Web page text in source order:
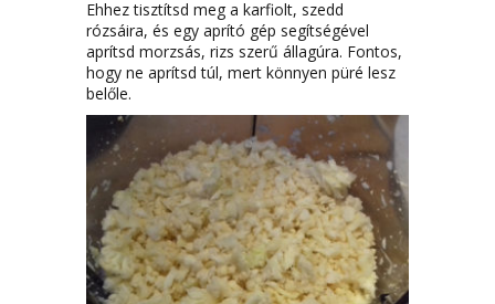
Ehhez tisztítsd meg a karfiolt, szedd
rózsáira, és egy aprító gép segítségével
aprítsd morzsás, rizs szerű állagúra. Fontos,
hogy ne aprítsd túl, mert könnyen püré lesz
belőle.